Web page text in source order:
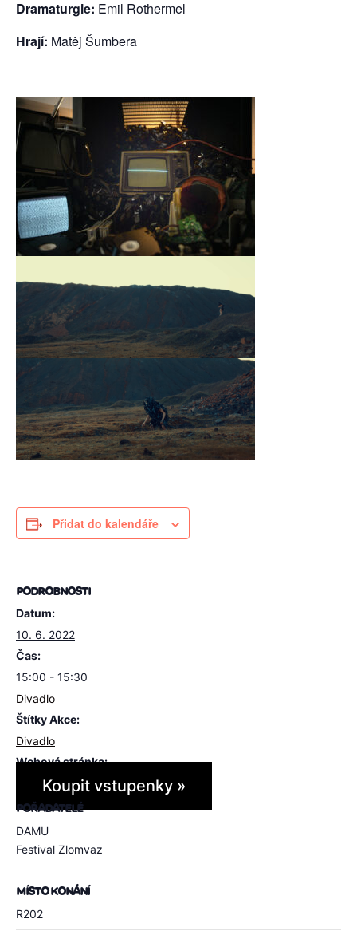
Dramaturgie: Emil Rothermel
Hrají: Matěj Šumbera
Přidat do kalendáře
PODROBNOSTI
Datum:
10. 6. 2022
Čas:
15:00 - 15:30
Divadlo
Štítky Akce:
Divadlo
Webová stránka:
Koupit vstupenky »
POŘADATELÉ
DAMU
Festival Zlomvaz
MÍSTO KONÁNÍ
R202